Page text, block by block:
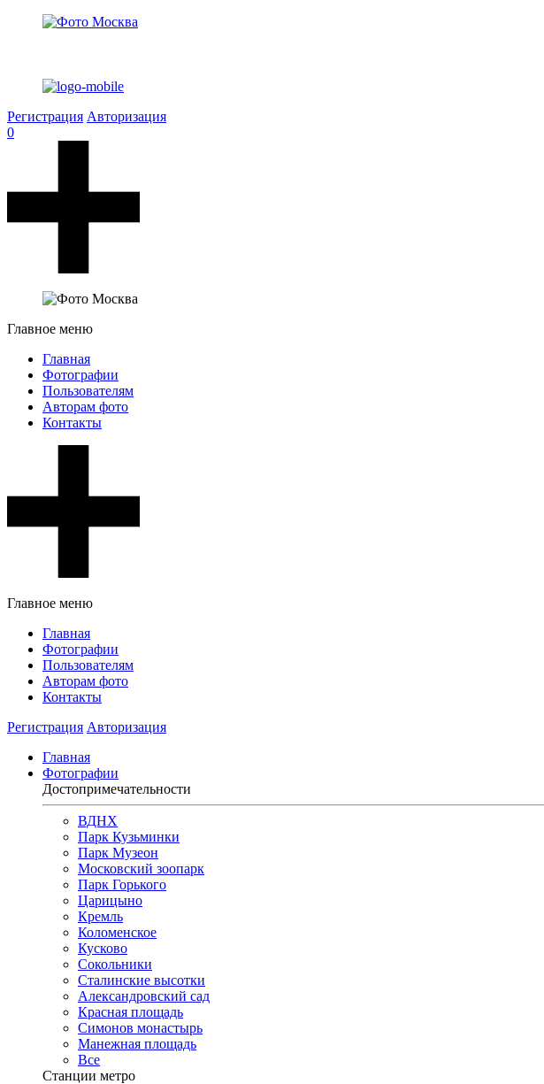
Регистрация Авторизация
0
Главное меню
Главная
Фотографии
Пользователям
Авторам фото
Контакты
Главное меню
Главная
Фотографии
Пользователям
Авторам фото
Контакты
Регистрация Авторизация
Главная
Фотографии
Достопримечательности
ВДНХ
Парк Кузьминки
Парк Музеон
Московский зоопарк
Парк Горького
Царицыно
Кремль
Коломенское
Кусково
Сокольники
Сталинские высотки
Александровский сад
Красная площадь
Симонов монастырь
Манежная площадь
Все
Станции метро